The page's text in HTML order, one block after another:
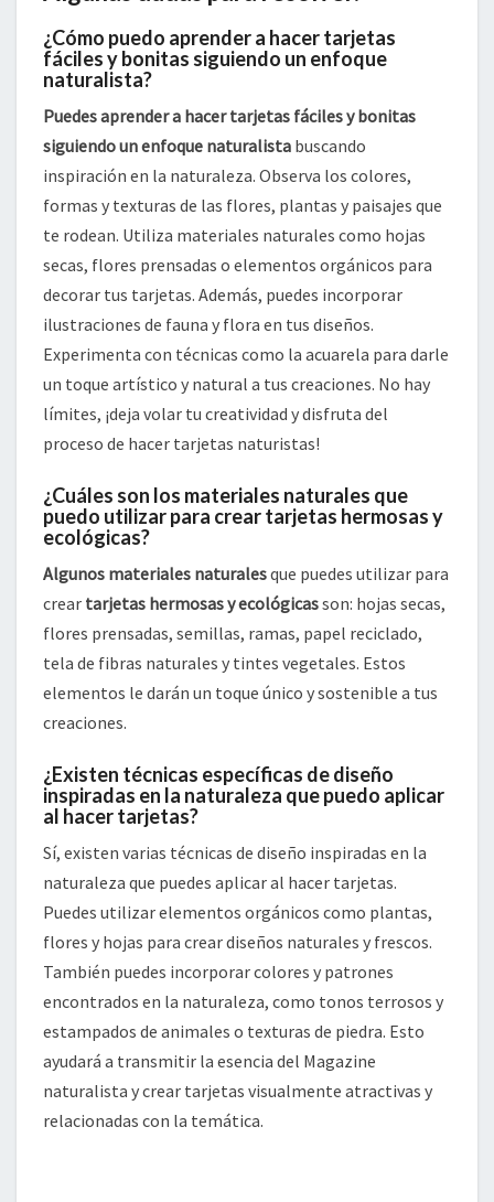
¿Cómo puedo aprender a hacer tarjetas
fáciles y bonitas siguiendo un enfoque
naturalista?
Puedes aprender a hacer tarjetas fáciles y bonitas
siguiendo un enfoque naturalista buscando
inspiración en la naturaleza. Observa los colores,
formas y texturas de las flores, plantas y paisajes que
te rodean. Utiliza materiales naturales como hojas
secas, flores prensadas o elementos orgánicos para
decorar tus tarjetas. Además, puedes incorporar
ilustraciones de fauna y flora en tus diseños.
Experimenta con técnicas como la acuarela para darle
un toque artístico y natural a tus creaciones. No hay
límites, ¡deja volar tu creatividad y disfruta del
proceso de hacer tarjetas naturistas!
¿Cuáles son los materiales naturales que
puedo utilizar para crear tarjetas hermosas y
ecológicas?
Algunos materiales naturalesque puedes utilizar para
crear tarjetas hermosas y ecológicasson: hojas secas,
flores prensadas, semillas, ramas, papel reciclado,
tela de fibras naturales y tintes vegetales. Estos
elementos le darán un toque único y sostenible a tus
creaciones.
¿Existen técnicas específicas de diseño
inspiradas en la naturaleza que puedo aplicar
al hacer tarjetas?
Sí, existen varias técnicas de diseño inspiradas en la
naturaleza que puedes aplicar al hacer tarjetas.
Puedes utilizar elementos orgánicos como plantas,
flores y hojas para crear diseños naturales y frescos.
También puedes incorporar colores y patrones
encontrados en la naturaleza, como tonos terrosos y
estampados de animales o texturas de piedra. Esto
ayudará a transmitir la esencia del Magazine
naturalista y crear tarjetas visualmente atractivas y
relacionadas con la temática.